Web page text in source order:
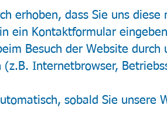
erhoben, dass Sie uns
ein Kontaktformular
Besuch der Website durch
Internetbrowser,
sobald Sie unsere